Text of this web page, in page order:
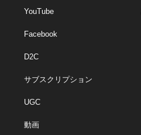
YouTube
Facebook
D2C
サブスクリプション
UGC
動画